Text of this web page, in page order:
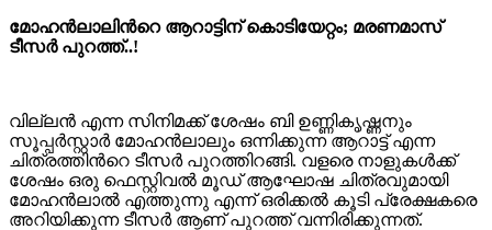
മോഹൻലാലിന്‍റെ ആറാട്ടിന് കൊടിയേറ്റം; മരണമാസ്
ടീസർ പുറത്ത്..!
വില്ലൻ എന്ന സിനിമക്ക് ശേഷം ബി ഉണ്ണികൃഷ്ണനും
സൂപ്പർസ്റ്റാർ മോഹൻലാലും ഒന്നിക്കുന്ന ആറാട്ട് എന്ന
ചിത്രത്തിന്‍റെ ടീസർ പുറത്തിറങ്ങി. വളരെ നാളുകൾക്ക്
ശേഷം ഒരു ഫെസ്റ്റിവൽ മൂഡ് ആഘോഷ ചിത്രവുമായി
മോഹൻലാൽ എത്തുന്നു എന്ന് ഒരിക്കൽ കൂടി പ്രേക്ഷകരെ
അറിയിക്കുന്ന ടീസർ ആണ് പുറത്ത് വന്നിരിക്കുന്നത്.